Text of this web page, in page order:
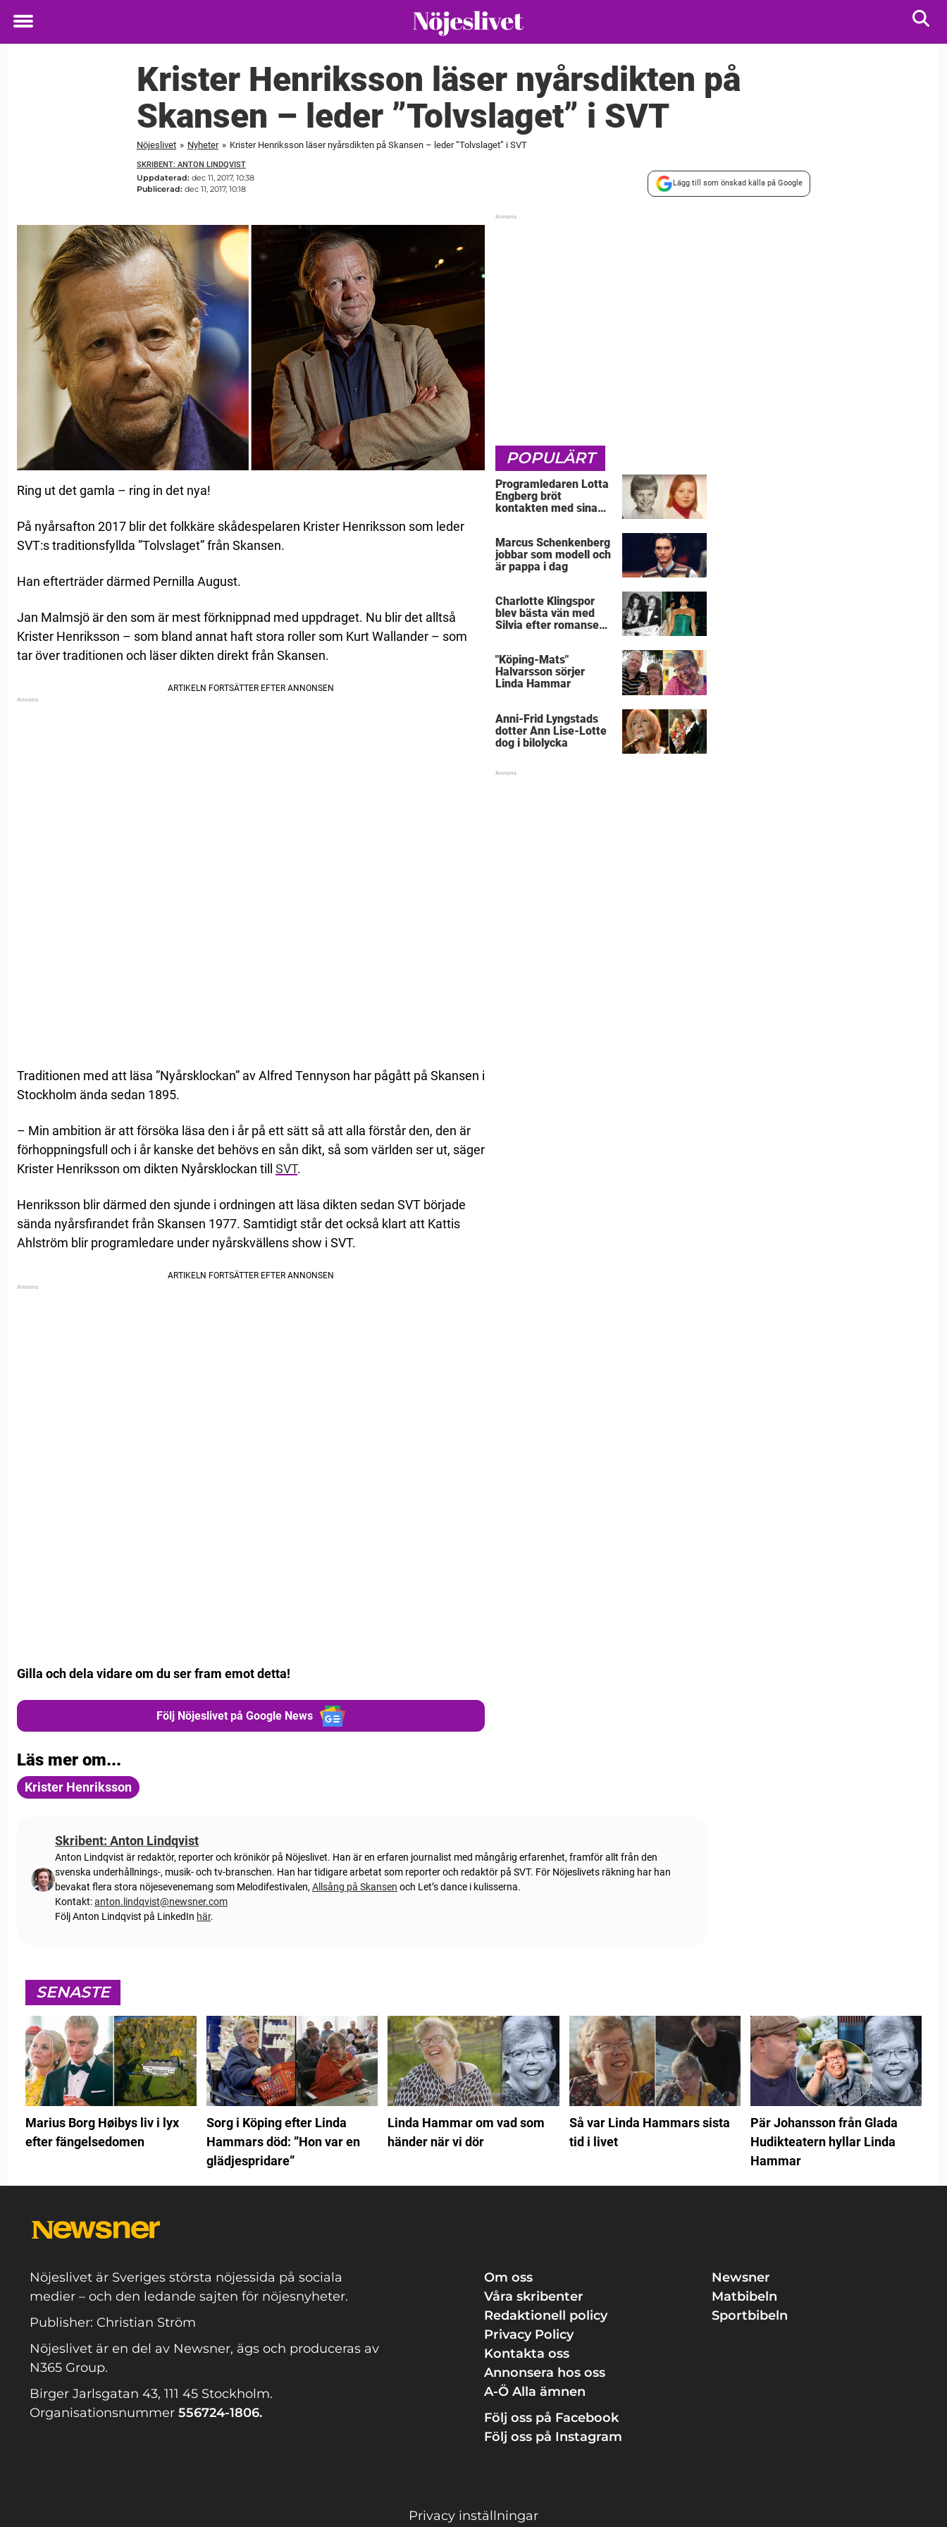
Toggle
Krister Henriksson läser nyårsdikten på
Skansen – leder ”Tolvslaget” i SVT
Nöjeslivet » Nyheter » Krister Henriksson läser nyårsdikten på Skansen – leder ”Tolvslaget” i SVT
SKRIBENT: ANTON LINDQVIST
Uppdaterad: dec 11, 2017, 10:38
Publicerad: dec 11, 2017, 10:18
Lägg till som önskad källa på Google
Ring ut det gamla – ring in det nya!
På nyårsafton 2017 blir det folkkäre skådespelaren Krister Henriksson som leder
SVT:s traditionsfyllda ”Tolvslaget” från Skansen.
Han efterträder därmed Pernilla August.
Jan Malmsjö är den som är mest förknippnad med uppdraget. Nu blir det alltså
Krister Henriksson – som bland annat haft stora roller som Kurt Wallander – som
tar över traditionen och läser dikten direkt från Skansen.
Traditionen med att läsa ”Nyårsklockan” av Alfred Tennyson har pågått på Skansen i
Stockholm ända sedan 1895.
– Min ambition är att försöka läsa den i år på ett sätt så att alla förstår den, den är
förhoppningsfull och i år kanske det behövs en sån dikt, så som världen ser ut, säger
Krister Henriksson om dikten Nyårsklockan till SVT.
Henriksson blir därmed den sjunde i ordningen att läsa dikten sedan SVT började
sända nyårsfirandet från Skansen 1977. Samtidigt står det också klart att Kattis
Ahlström blir programledare under nyårskvällens show i SVT.
Gilla och dela vidare om du ser fram emot detta!
Följ Nöjeslivet på Google News
POPULÄRT
Programledaren Lotta
Engberg bröt
kontakten med sina
Marcus Schenkenberg
jobbar som modell och
är pappa i dag
Charlotte Klingspor
blev bästa vän med
Silvia efter romansen
"Köping-Mats"
Halvarsson sörjer
Linda Hammar
Anni-Frid Lyngstads
dotter Ann Lise-Lotte
dog i bilolycka
Läs mer om...
Krister Henriksson
Skribent: Anton Lindqvist
Anton Lindqvist är redaktör, reporter och krönikör på Nöjeslivet. Han är en erfaren journalist med mångårig erfarenhet, framför allt från den
svenska underhållnings-, musik- och tv-branschen. Han har tidigare arbetat som reporter och redaktör på SVT. För Nöjeslivets räkning har han
bevakat flera stora nöjesevenemang som Melodifestivalen,Allsång på Skansen och Let’s dance i kulisserna.
Kontakt:anton.lindqvist@newsner.com
Följ Anton Lindqvist på LinkedIn här.
SENASTE
Marius Borg Høibys liv i lyx
efter fängelsedomen
Sorg i Köping efter Linda
Hammars död: ”Hon var en
glädjespridare”
Linda Hammar om vad som
händer när vi dör
Så var Linda Hammars sista
tid i livet
Pär Johansson från Glada
Hudikteatern hyllar Linda
Hammar
Nöjeslivet är Sveriges största nöjessida på sociala
medier – och den ledande sajten för nöjesnyheter.
Publisher: Christian Ström
Nöjeslivet är en del av Newsner, ägs och produceras av
N365 Group.
Birger Jarlsgatan 43, 111 45 Stockholm.
Organisationsnummer 556724-1806.
Om oss
Våra skribenter
Redaktionell policy
Privacy Policy
Kontakta oss
Annonsera hos oss
A-Ö Alla ämnen
Följ oss på Facebook
Följ oss på Instagram
Newsner
Matbibeln
Sportbibeln
Privacy inställningar